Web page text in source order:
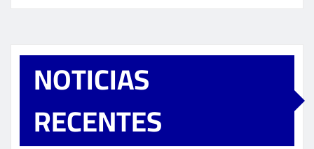
NOTICIAS
RECENTES